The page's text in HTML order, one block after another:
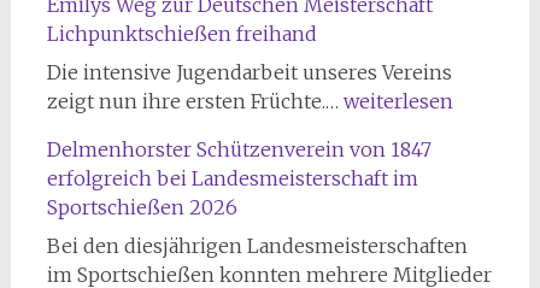
Lichpunktschießen freihand
Die intensive Jugendarbeit unseres Vereins
zeigt nun ihre ersten Früchte.… Emilys
zur
Deutschen
Lichpunktschießen
freihand
weiterlesen
Delmenhorster Schützenverein von 1847
erfolgreich bei Landesmeisterschaft im
Sportschießen 2026
Bei den diesjährigen Landesmeisterschaften
im Sportschießen konnten mehrere Mitglieder